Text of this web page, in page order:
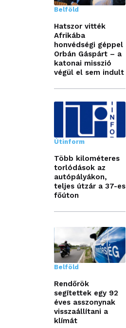
Belföld
Hatszor vitték
Afrikába
honvédségi géppel
Orbán Gáspárt – a
katonai misszió
végül el sem indult
Útinform
Több kilométeres
torlódások az
autópályákon,
teljes útzár a 37-es
főúton
Belföld
Rendőrök
segítettek egy 92
éves asszonynak
visszaállítani a
klímát